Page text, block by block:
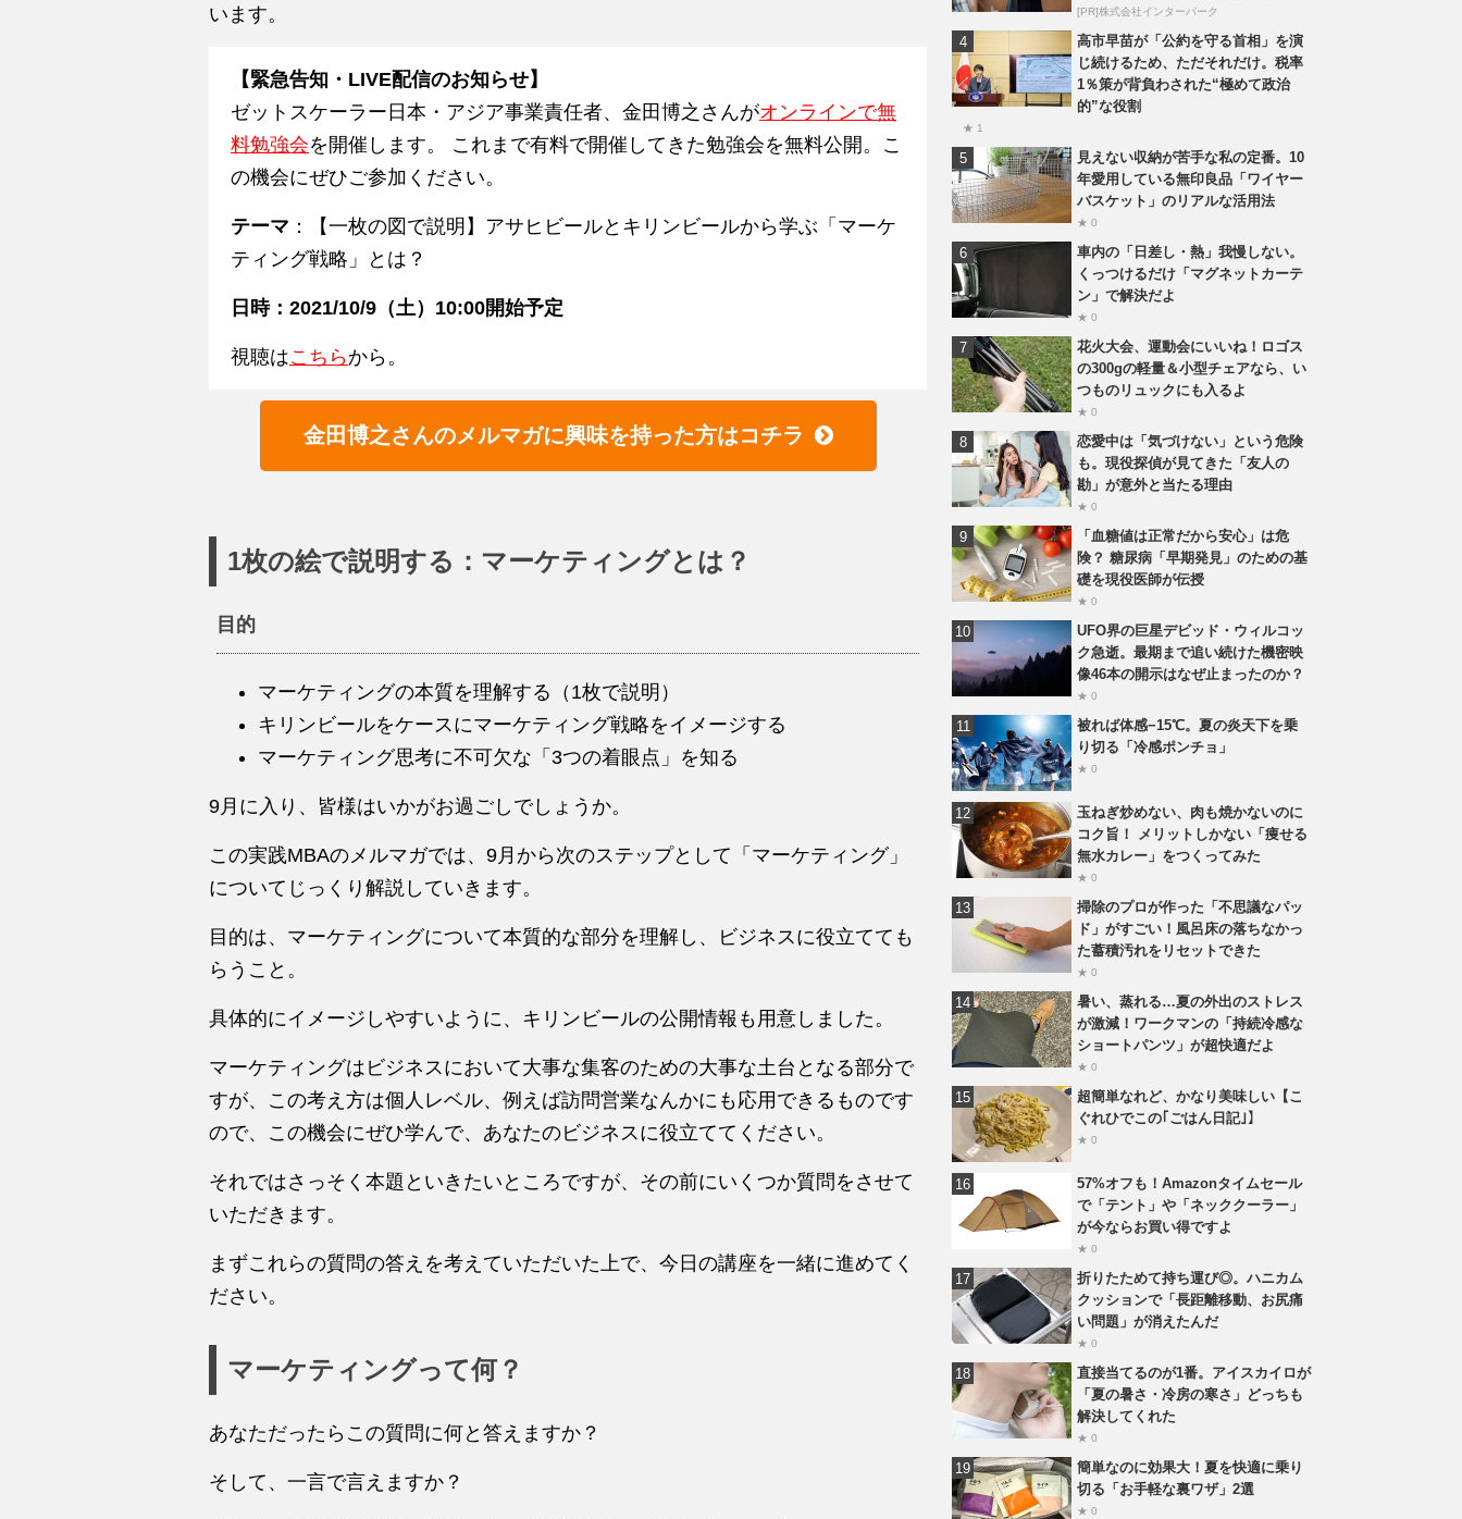
います。
【緊急告知・LIVE配信のお知らせ】
ゼットスケーラー日本・アジア事業責任者、金田博之さんがオンラインで無
料勉強会を開催します。 これまで有料で開催してきた勉強会を無料公開。こ
の機会にぜひご参加ください。
テーマ ：【一枚の図で説明】アサヒビールとキリンビールから学ぶ「マーケ
ティング戦略」とは？
日時：2021/10/9（土）10:00開始予定
視聴はこちらから。
金田博之さんのメルマガに興味を持った方はコチラ
1枚の絵で説明する：マーケティングとは？
目的
マーケティングの本質を理解する（1枚で説明）
キリンビールをケースにマーケティング戦略をイメージする
マーケティング思考に不可欠な「3つの着眼点」を知る
9月に入り、皆様はいかがお過ごしでしょうか。
この実践MBAのメルマガでは、9月から次のステップとして「マーケティング」
についてじっくり解説していきます。
目的は、マーケティングについて本質的な部分を理解し、ビジネスに役立てても
らうこと。
具体的にイメージしやすいように、キリンビールの公開情報も用意しました。
マーケティングはビジネスにおいて大事な集客のための大事な土台となる部分で
すが、この考え方は個人レベル、例えば訪問営業なんかにも応用できるものです
ので、この機会にぜひ学んで、あなたのビジネスに役立ててください。
それではさっそく本題といきたいところですが、その前にいくつか質問をさせて
いただきます。
まずこれらの質問の答えを考えていただいた上で、今日の講座を一緒に進めてく
ださい。
マーケティングって何？
あなただったらこの質問に何と答えますか？
そして、一言で言えますか？
[PR]株式会社インターパーク
高市早苗が「公約を守る首相」を演
じ続けるため、ただそれだけ。税率
1％策が背負わされた“極めて政治
的”な役割
★ 1
見えない収納が苦手な私の定番。10
年愛用している無印良品「ワイヤー
バスケット」のリアルな活用法
★ 0
車内の「日差し・熱」我慢しない。
くっつけるだけ「マグネットカーテ
ン」で解決だよ
★ 0
花火大会、運動会にいいね！ロゴス
の300gの軽量＆小型チェアなら、い
つものリュックにも入るよ
★ 0
恋愛中は「気づけない」という危険
も。現役探偵が見てきた「友人の
勘」が意外と当たる理由
★ 0
「血糖値は正常だから安心」は危
険？ 糖尿病「早期発見」のための基
礎を現役医師が伝授
★ 0
UFO界の巨星デビッド・ウィルコッ
ク急逝。最期まで追い続けた機密映
像46本の開示はなぜ止まったのか？
★ 0
被れば体感−15℃。夏の炎天下を乗
り切る「冷感ポンチョ」
★ 0
玉ねぎ炒めない、肉も焼かないのに
コク旨！ メリットしかない「痩せる
無水カレー」をつくってみた
★ 0
掃除のプロが作った「不思議なパッ
ド」がすごい！風呂床の落ちなかっ
た蓄積汚れをリセットできた
★ 0
暑い、蒸れる…夏の外出のストレス
が激減！ワークマンの「持続冷感な
ショートパンツ」が超快適だよ
★ 0
超簡単なれど、かなり美味しい【こ
ぐれひでこの｢ごはん日記｣】
★ 0
57%オフも！Amazonタイムセール
で「テント」や「ネッククーラー」
が今ならお買い得ですよ
★ 0
折りたためて持ち運び◎。ハニカム
クッションで「長距離移動、お尻痛
い問題」が消えたんだ
★ 0
直接当てるのが1番。アイスカイロが
「夏の暑さ・冷房の寒さ」どっちも
解決してくれた
★ 0
簡単なのに効果大！夏を快適に乗り
切る「お手軽な裏ワザ」2選
★ 0